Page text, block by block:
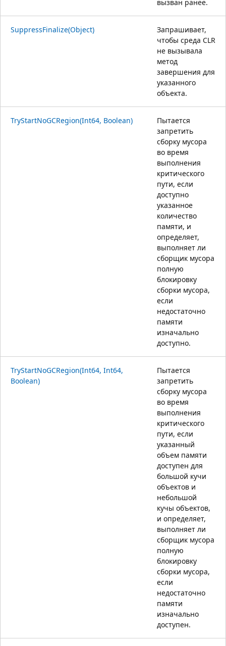
вызван ранее.
SuppressFinalize(Object)
Запрашивает,
чтобы среда CLR
не вызывала
метод
завершения для
указанного
объекта.
TryStartNoGCRegion(Int64, Boolean)
Пытается
запретить
сборку мусора
во время
выполнения
критического
пути, если
доступно
указанное
количество
памяти, и
определяет,
выполняет ли
сборщик мусора
полную
блокировку
сборки мусора,
если
недостаточно
памяти
изначально
доступно.
TryStartNoGCRegion(Int64, Int64,
Boolean)
Пытается
запретить
сборку мусора
во время
выполнения
критического
пути, если
указанный
объем памяти
доступен для
большой кучи
объектов и
небольшой
кучы объектов,
и определяет,
выполняет ли
сборщик мусора
полную
блокировку
сборки мусора,
если
недостаточно
памяти
изначально
доступен.